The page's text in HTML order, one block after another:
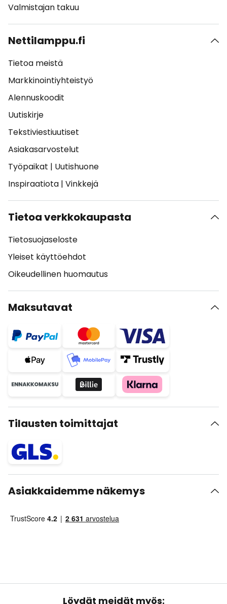
Valmistajan takuu
Nettilamppu.fi
Tietoa meistä
Markkinointiyhteistyö
Alennuskoodit
Uutiskirje
Tekstiviestiuutiset
Asiakasarvostelut
Työpaikat | Uutishuone
Inspiraatiota | Vinkkejä
Tietoa verkkokaupasta
Tietosuojaseloste
Yleiset käyttöehdot
Oikeudellinen huomautus
Maksutavat
Tilausten toimittajat
Asiakkaidemme näkemys
Löydät meidät myös: